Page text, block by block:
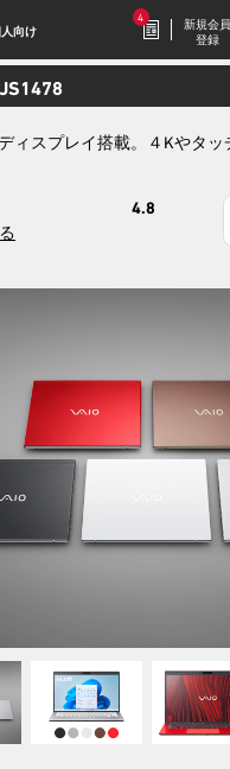
向け
4
豪華特典付き
2026.7.9
が登場。
2026.7.9
毎週木曜更新
今週だけの特別価
今だけさらにお得
※2026/8/31（月）
新規会員
登録
ィスプレイ搭載。４Kやタ
4.8